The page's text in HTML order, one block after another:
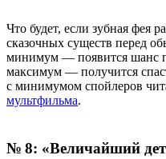
Что будет, если зубная фея
сказочных существ перед
минимум — появится шанс
максимум — получится
с минимумом спойлеров
мультфильма.
№ 8: «Величайший